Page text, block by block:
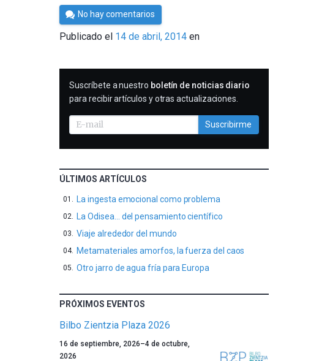
Por
César
Tomé
No hay comentarios
Publicado el 14 de abril, 2014 en
SUSCRIBIRME
Suscríbete a nuestro boletín de noticias diario
para recibir artículos y otras actualizaciones.
Suscribirme
ÚLTIMOS ARTÍCULOS
La ingesta emocional como problema
La Odisea… del pensamiento científico
Viaje alrededor del mundo
Metamateriales amorfos, la fuerza del caos
Otro jarro de agua fría para Europa
PRÓXIMOS EVENTOS
Bilbo Zientzia Plaza 2026
Un
año
16 de septiembre, 2026–4 de octubre,
2026